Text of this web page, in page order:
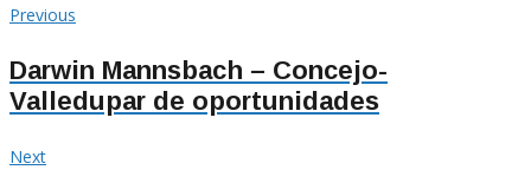
Navegación
de
entradas
Previous
Darwin Mannsbach – Concejo-
Valledupar de oportunidades
NextNext